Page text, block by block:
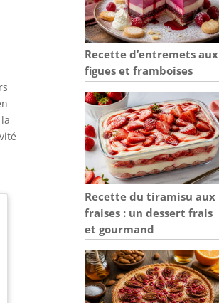
Recette d’entremets aux
figues et framboises
Recette du tiramisu aux
fraises : un dessert frais
et gourmand